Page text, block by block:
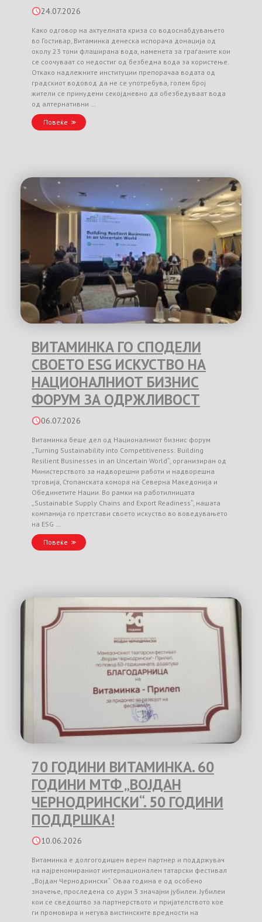
24.07.2026
Како одговор на актуелната криза со водоснабдувањето
во Гостивар, Витаминка денеска испорача донација од
околу 23 тони флаширана вода, наменета за граѓаните кои
се соочуваат со недостиг од безбедна вода за користење.
Откако надлежните институции препорачаа водата од
градскиот водовод да не се употребува, голем број
жители се принудени секојдневно да обезбедуваат вода
од алтернативни …
Повеќе
ВИТАМИНКА ГО СПОДЕЛИ
СВОЕТО ESG ИСКУСТВО НА
НАЦИОНАЛНИОТ БИЗНИС
ФОРУМ ЗА ОДРЖЛИВОСТ
06.07.2026
Витаминка беше дел од Националниот бизнис форум
„Turning Sustainability into Competitiveness: Building
Resilient Businesses in an Uncertain World“, организиран од
Министерството за надворешни работи и надворешна
трговија, Стопанската комора на Северна Македонија и
Обединетите Нации. Во рамки на работилницата
„Sustainable Supply Chains and Export Readiness“, нашата
компанија го претстави своето искуство во воведувањето
на ESG …
Повеќе
70 ГОДИНИ ВИТАМИНКА. 60
ГОДИНИ МТФ „ВОЈДАН
ЧЕРНОДРИНСКИ“. 50 ГОДИНИ
ПОДДРШКА!
10.06.2026
Витаминка е долгогодишен верен партнер и поддржувач
на најреномираниот интернационален татарски фестивал
„Војдан Чернодрински“. Оваа година е од особено
значење, проследена со дури 3 значајни јубилеи. Јубилеи
кои се сведоштво за партнерството и пријателството кое
ги промовира и негува вистинските вредности на